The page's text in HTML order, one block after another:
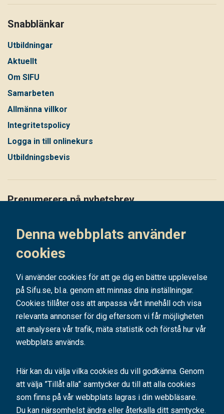
Denna webbplats använder
cookies
Vi använder cookies för att ge dig en bättre upplevelse
på Sifu.se, bl.a. genom att minnas dina inställningar.
Cookies tillåter oss att anpassa vårt innehåll och visa
relevanta annonser för dig eftersom vi får möjligheten
att analysera vår trafik, mäta statistik och förstå hur vår
webbplats används.
Här kan du välja vilka cookies du vill godkänna. Genom
att välja ”Tillåt alla” samtycker du till att alla cookies
som finns på vår webbplats lagras i din webbläsare.
Du kan närsomhelst ändra eller återkalla ditt samtycke.
Snabblänkar
Utbildningar
Aktuellt
Om SIFU
Samarbeten
Allmänna villkor
Integritetspolicy
Logga in till onlinekurs
Utbildningsbevis
Prenumerera på nyhetsbrev
Prenumerera
SIFU är ett av Sveriges ledande utbildningsföretag. Med hundratals kurser
och konferenser bidrar vi årligen till tusentals personers
kompetensutveckling.